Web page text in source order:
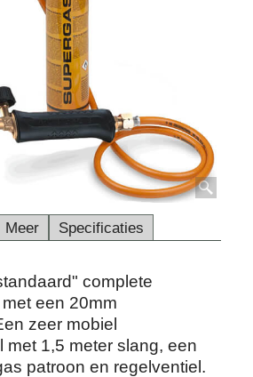
Meer Specificaties
complete
een 20mm
zeer mobiel
met 1,5 meter slang, een
patroon en regelventiel.